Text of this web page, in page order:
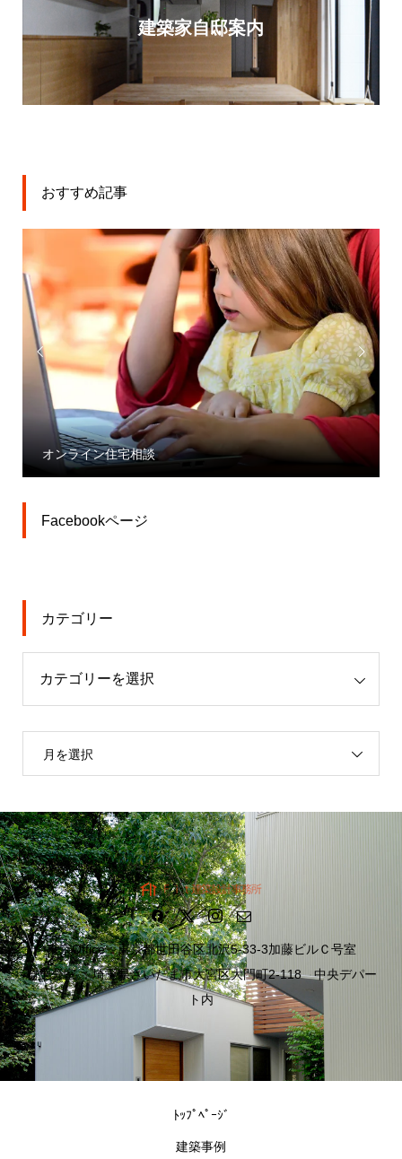
建築家自邸案内
おすすめ記事

オンライン住宅相談

Facebookページ
カテゴリー
月を選択
東京Office：東京都世田谷区北沢5-33-3加藤ビルＣ号室
埼玉分室 ：埼玉県さいたま市大宮区大門町2-118 中央デパー
ト内
ﾄｯﾌﾟﾍﾟｰｼﾞ
建築事例